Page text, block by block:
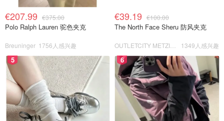
€207.99 €375.00
Polo Ralph Lauren 驼色夹克
Breuninger 1756人感兴趣
€39.19 €100.00
The North Face Sheru 防风夹克
1349人感兴趣
5 6